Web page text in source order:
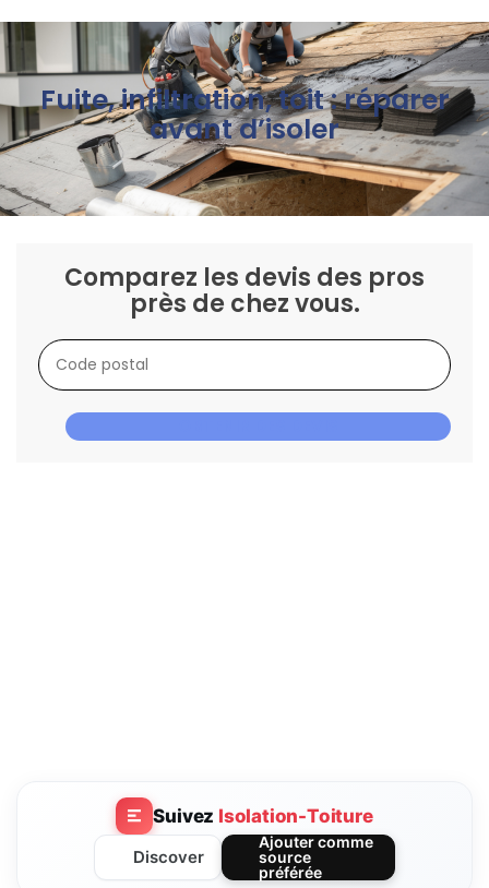
Fuite, infiltration, toit : réparer
avant d’isoler
Comparez les devis des pros
près de chez vous.
Suivez Isolation-Toiture
Discover
Ajouter comme
source
préférée